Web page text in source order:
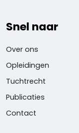
Snel naar
Over ons
Opleidingen
Tuchtrecht
Publicaties
Contact